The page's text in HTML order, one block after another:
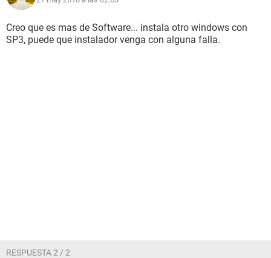
Creo que es mas de Software... instala otro windows con
SP3, puede que instalador venga con alguna falla.
RESPUESTA 2 / 2